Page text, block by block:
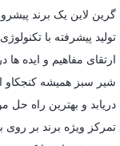
گرین لاین یک برند
تولید پیشرفته با
شیر سبز همیشه کنجکاو
دریابد و بهترین راه حل
تمرکز ویژه برند بر روی